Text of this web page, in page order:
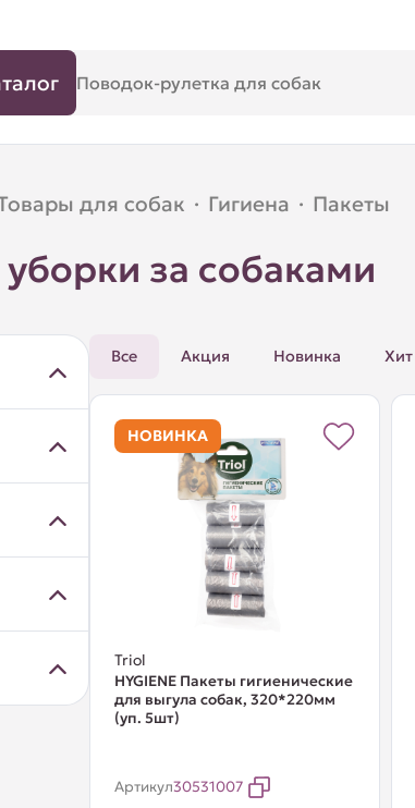
для собак · Гигиена · Пакеты
за собаками
Все Акция Новинка Хит
НОВИНКА
Triol
HYGIENE Пакеты гигиенические
для выгула собак, 320*220мм
(уп. 5шт)
Артикул30531007